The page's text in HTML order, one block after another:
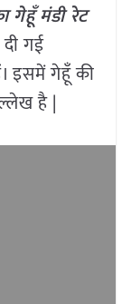
गेहूँमंडी रेट
गई
इसमें गेहूँ की
है |